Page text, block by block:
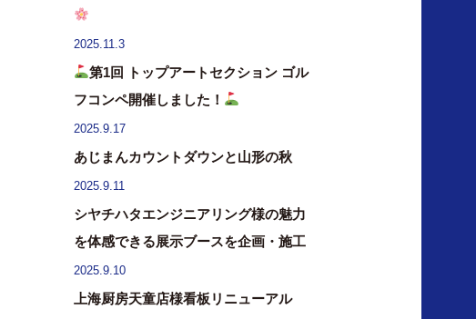
2025.11.3
第1回 トップアートセクション ゴル
フコンペ開催しました！
2025.9.17
あじまんカウントダウンと山形の秋
2025.9.11
シヤチハタエンジニアリング様の魅力
を体感できる展示ブースを企画・施工
2025.9.10
上海厨房天童店様看板リニューアル